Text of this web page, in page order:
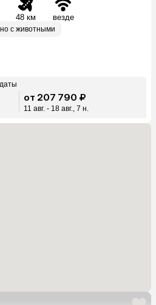
48 км везде
с животными
от 207 790 ₽
11 авг. - 18 авг., 7 н.